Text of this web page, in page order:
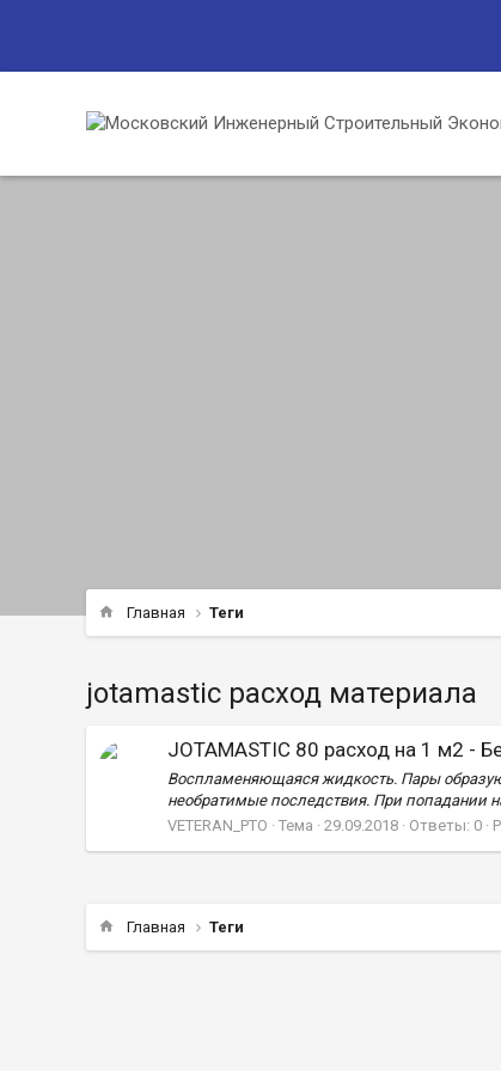
Главная Теги
jotamastic расход материала
JOTAMASTIC 80 расход на 1 м2 -
Воспламеняющаяся жидкость. Пары
необратимые последствия. При попадании
VETERAN_PTO
Тема 29.09.2018 Ответы: 0
Главная Теги